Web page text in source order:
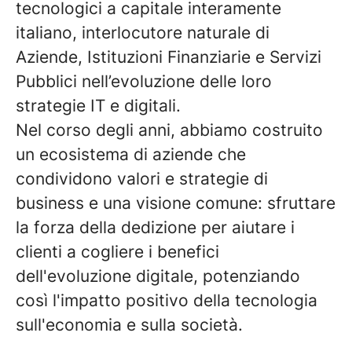
tecnologici a capitale interamente
italiano, interlocutore naturale di
Aziende, Istituzioni Finanziarie e Servizi
Pubblici nell’evoluzione delle loro
strategie IT e digitali.
Nel corso degli anni, abbiamo costruito
un ecosistema di aziende che
condividono valori e strategie di
business e una visione comune: sfruttare
la forza della dedizione per aiutare i
clienti a cogliere i benefici
dell'evoluzione digitale, potenziando
così l'impatto positivo della tecnologia
sull'economia e sulla società.